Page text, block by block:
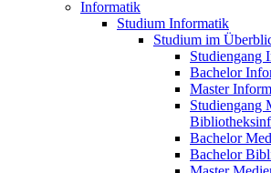
Informatik
Studium Informatik
Studium im
Studiengang
Bachelor
Master
Studiengang
Bachelor
Bachelor